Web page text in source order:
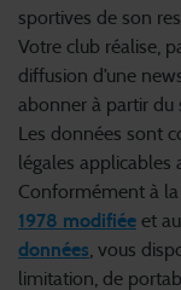
sportives de son
Votre club réalise,
diffusion d’une
abonner à partir du
Les données sont
légales
Conformément à la
1978 modifiée et au
données , vous
limitation, de